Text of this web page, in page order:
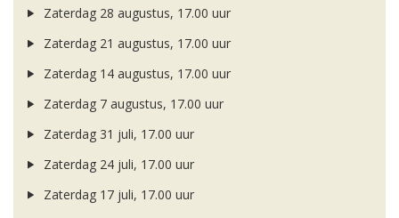
Zaterdag 28 augustus, 17.00 uur
Zaterdag 21 augustus, 17.00 uur
Zaterdag 14 augustus, 17.00 uur
Zaterdag 7 augustus, 17.00 uur
Zaterdag 31 juli, 17.00 uur
Zaterdag 24 juli, 17.00 uur
Zaterdag 17 juli, 17.00 uur